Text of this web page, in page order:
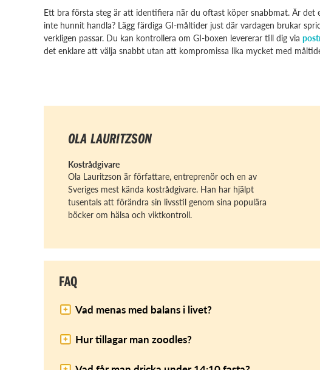
Ett bra första steg är att identifiera när du oftast köper snabbmat. Är
inte hunnit handla? Lägg färdiga GI-måltider just där vardagen brukar
verkligen passar. Du kan kontrollera om GI-boxen levererar till dig via
det enklare att välja snabbt utan att kompromissa lika mycket med
OLA LAURITZSON
Kostrådgivare
Ola Lauritzson är författare, entreprenör och en av
Sveriges mest kända kostrådgivare. Han har hjälpt
tusentals att förändra sin livsstil genom sina populära
böcker om hälsa och viktkontroll.
FAQ
Vad menas med balans i livet?
Hur tillagar man zoodles?